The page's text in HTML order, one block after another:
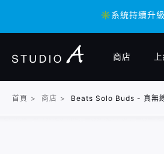
✳️系統持續升
✳️系統持續升
商店
首頁 > 商店 > Beats Solo Buds - 真無